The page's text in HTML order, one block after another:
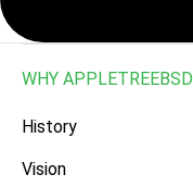
WHY APPLETREEBSD
History
Vision